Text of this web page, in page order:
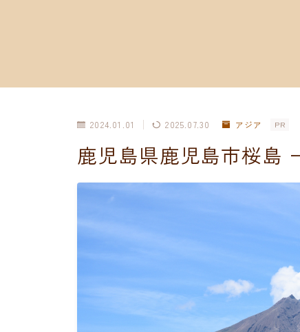
2024.01.01 2025.07.30 アジア PR
鹿児島県鹿児島市桜島